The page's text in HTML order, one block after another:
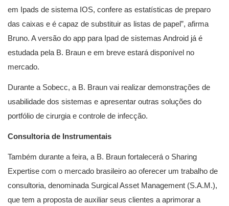
em Ipads de sistema IOS, confere as estatísticas de preparo
das caixas e é capaz de substituir as listas de papel”, afirma
Bruno. A versão do app para Ipad de sistemas Android já é
estudada pela B. Braun e em breve estará disponível no
mercado.
Durante a Sobecc, a B. Braun vai realizar demonstrações de
usabilidade dos sistemas e apresentar outras soluções do
portfólio de cirurgia e controle de infecção.
Consultoria de Instrumentais
Também durante a feira, a B. Braun fortalecerá o Sharing
Expertise com o mercado brasileiro ao oferecer um trabalho de
consultoria, denominada Surgical Asset Management (S.A.M.),
que tem a proposta de auxiliar seus clientes a aprimorar a